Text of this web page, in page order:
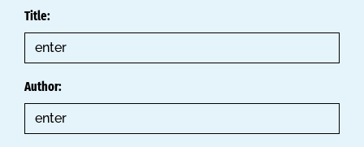
Title:
Author: